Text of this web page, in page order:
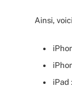
Ainsi,
iPad